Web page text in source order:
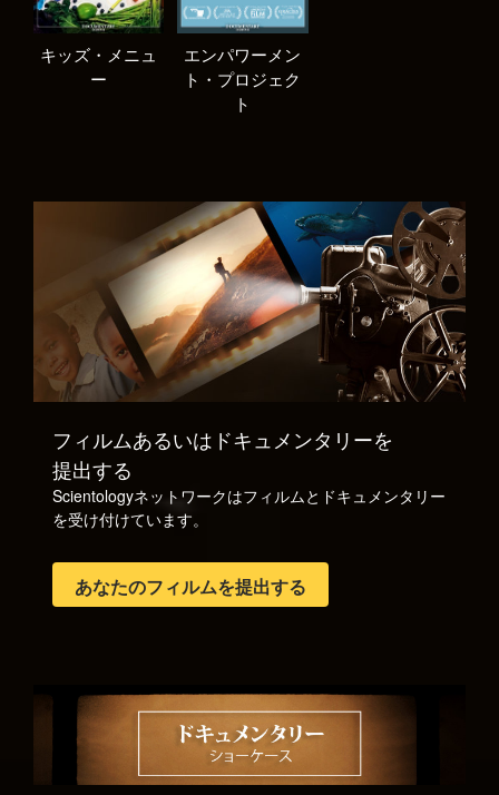
キッズ・メニュ
ー
エンパワーメン
ト・プロジェク
ト
フィルムあるいはドキュメンタリーを
提出する
Scientologyネットワークはフィルムとドキュメンタリー
を受け付けています。
あなたのフィルムを提出する